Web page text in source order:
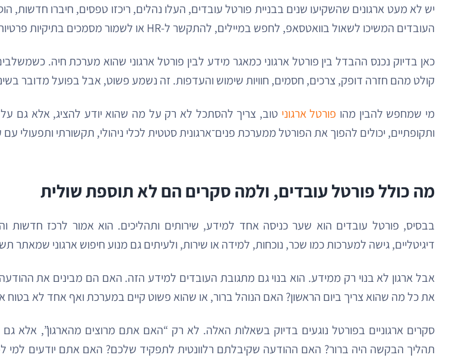
יש לא מעט ארגונים שהשקיעו שנים בבניית פורטל עובדים, העלו נהלים, ריכזו טפסים, חיברו חדשות,
העובדים המשיכו לשאול בוואטסאפ, לחפש במיילים, להתקשר ל-HR או לשמור מסמכים בתיקיות פרטיות. במילים אחרות, הפורטל היה שם, אבל העבודה האמיתית זרמה מסביבו.
כאן בדיוק נכנס ההבדל בין פורטל ארגוני כמאגר מידע לבין פורטל ארגוני שהוא מערכת חיה.
קולט מהם חזרה דופק, צרכים, חסמים, חוויות שימוש והעדפות. זה נשמע פשוט, אבל בפועל מדובר
מי שמחפש להבין מהו פורטל ארגוני טוב, צריך להסתכל לא רק על מה שהוא יודע להציג, אלא גם על
ותקופתיים, יכולים להפוך את הפורטל ממערכת פנים־ארגונית סטטית לכלי ניהולי, תקשורתי ותפעולי עם
מה כולל פורטל עובדים, ולמה סקרים הם לא תוספת שולית
בבסיס, פורטל עובדים הוא שער כניסה אחד למידע, שירותים ותהליכים. הוא אמור לרכז חדשות
דיגיטליים, גישה למערכות כמו שכר, נוכחות, למידה או שירות, ולעיתים גם מנוע חיפוש ארגוני שמאתר
אבל ארגון לא בנוי רק ממידע. הוא בנוי גם מתגובת העובדים למידע הזה. האם הם מבינים את
את כל מה שהוא צריך ביום הראשון? האם הנוהל ברור, או שהוא פשוט קיים במערכת ואף אחד לא בטוח
סקרים ארגוניים בפורטל נוגעים בדיוק בשאלות האלה. לא רק “האם אתם מרוצים מהארגון”,
תהליך הבקשה היה ברור? האם ההודעה שקיבלתם רלוונטית לתפקיד שלכם? האם אתם יודעים למי